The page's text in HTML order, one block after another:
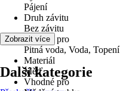
Pájení
Druh závitu
Bez závitu
Vhodné pro
Pitná voda, Voda, Topení
Materiál
Měď
Vhodné pro
Zobrazit více
Další kategorie